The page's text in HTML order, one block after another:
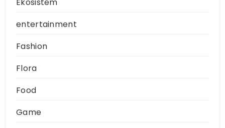
Ekosistem
entertainment
Fashion
Flora
Food
Game